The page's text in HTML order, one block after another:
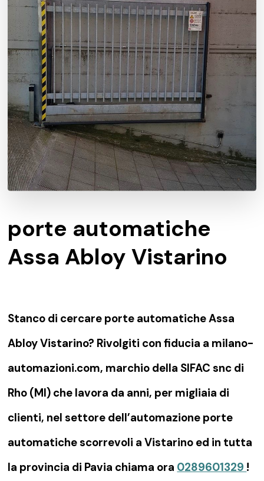
porte automatiche
Assa Abloy Vistarino
Stanco di cercare porte automatiche Assa
Abloy Vistarino? Rivolgiti con fiducia a milano-
automazioni.com, marchio della SIFAC snc di
Rho (MI) che lavora da anni, per migliaia di
clienti, nel settore dell’automazione porte
automatiche scorrevoli a Vistarino ed in tutta
la provincia di Pavia chiama ora 0289601329 !